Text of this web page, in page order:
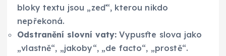
bloky textu jsou „zeď“, kterou nikdo
nepřekoná.
Odstranění slovní vaty: Vypusťte slova jako
„vlastně“, „jakoby“, „de facto“, „prostě“.